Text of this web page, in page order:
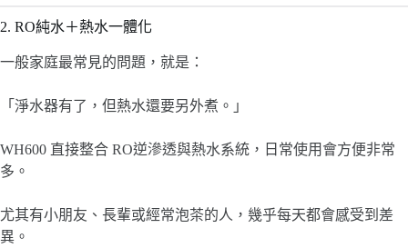
2. RO純水＋熱水一體化
一般家庭最常見的問題，就是：
「淨水器有了，但熱水還要另外煮。」
WH600 直接整合 RO逆滲透與熱水系統，日常使用會方便非常
多。
尤其有小朋友、長輩或經常泡茶的人，幾乎每天都會感受到差
異。